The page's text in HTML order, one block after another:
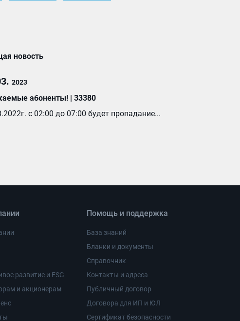
новость
2023
абоненты! | 33380
с 02:00 до 07:00 будет пропадание...
развитие и ESG
и акционерам
Помощь и поддержка
База знаний
Бланки и документы
Справочник
Контакты и адреса
Публичный договор
Договора для ИП и ЮЛ
Сертификат безопасности